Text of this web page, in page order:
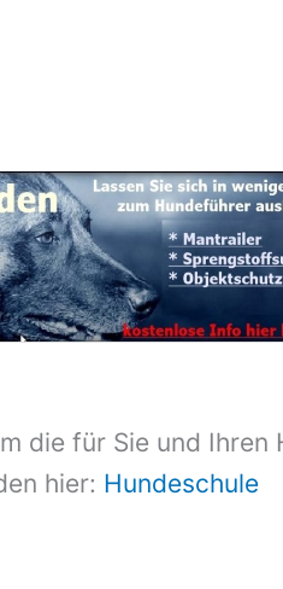
die für Sie und Ihren
hier: Hundeschule